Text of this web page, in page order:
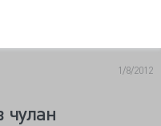
1/8/2012
чулан